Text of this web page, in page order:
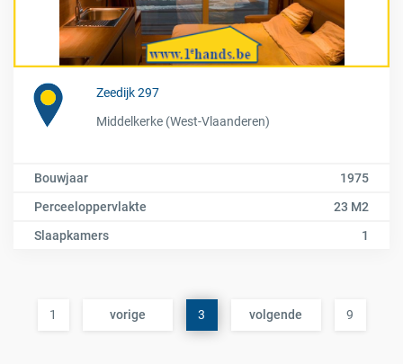
Zeedijk 297
Middelkerke (West-Vlaanderen)
Bouwjaar
1975
Perceeloppervlakte
23 M2
Slaapkamers
1
1 vorige 3 volgende 9